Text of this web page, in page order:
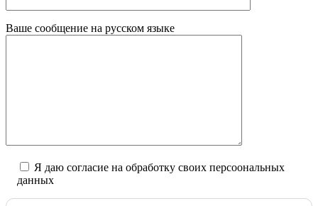
Ваше сообщение на русском языке
Я даю согласие на обработку своих персоональных
данных